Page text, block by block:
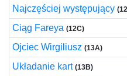
Najczęściej występujący
Ciąg Fareya (12C)
Ojciec Wirgiliusz (13A)
Układanie kart (13B)